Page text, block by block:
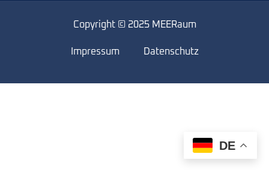
Copyright © 2025 MEERaum
Impressum Datenschutz
DE